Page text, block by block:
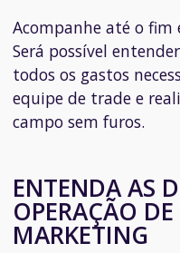
Acompanhe até o fim
Será possível
todos os gastos
equipe de trade e
campo sem furos.
ENTENDA AS
OPERAÇÃO
MARKETING